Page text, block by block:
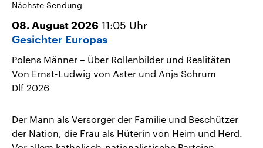
Nächste Sendung
08. August 2026 11:05 Uhr
Gesichter Europas
Polens Männer – Über Rollenbilder und Realitäten
Von Ernst-Ludwig von Aster und Anja Schrum
Dlf 2026
Der Mann als Versorger der Familie und Beschützer
der Nation, die Frau als Hüterin von Heim und Herd.